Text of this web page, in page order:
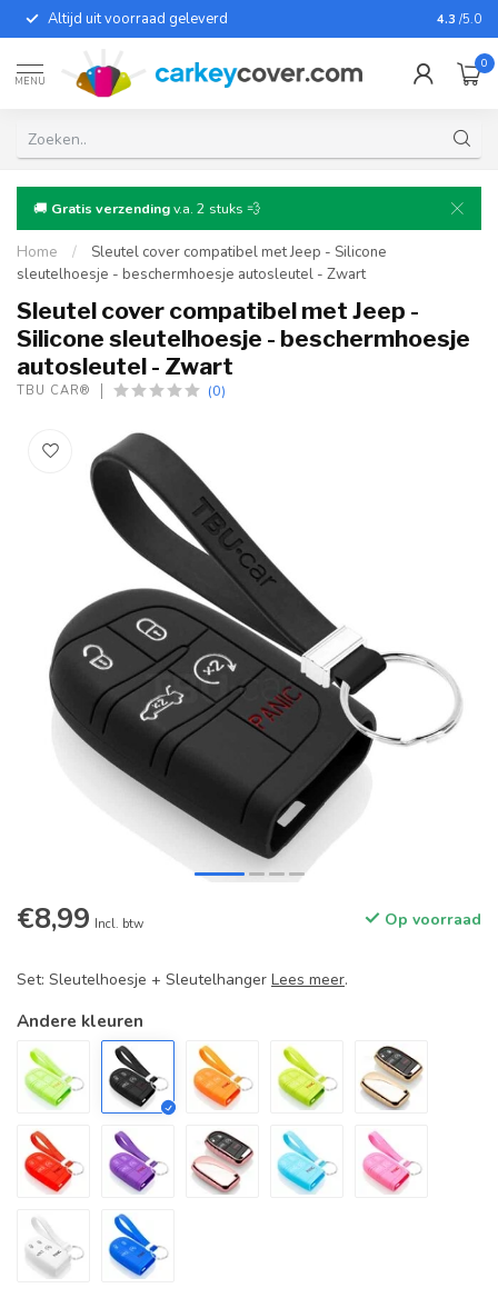
Altijd uit voorraad geleverd Voor
4.3 /5.0
MENU
0
🚚 Gratis verzendingv.a. 2 stuks 💨
Home /
Sleutel cover compatibel met Jeep - Silicone
sleutelhoesje - beschermhoesje autosleutel - Zwart
Sleutel cover compatibel met Jeep -
Silicone sleutelhoesje - beschermhoesje
autosleutel - Zwart
TBU CAR® (0)
€8,99 Incl. btw Op voorraad
Set: Sleutelhoesje + Sleutelhanger Lees meer.
Andere kleuren